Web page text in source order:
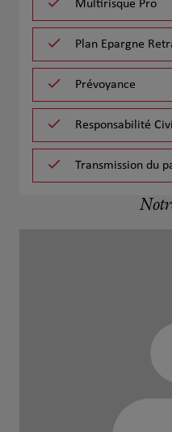
Multirisque Pro
Plan Epargne
Prévoyance
Responsabilité
Transmission du